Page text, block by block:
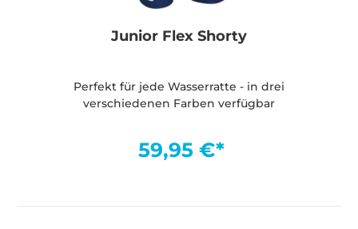
Junior Flex Shorty
Perfekt für jede Wasserratte - in drei
verschiedenen Farben verfügbar
59,95 €*